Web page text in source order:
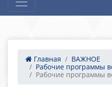
Главная
ВАЖНОЕ
Рабочие программы
Рабочие программы